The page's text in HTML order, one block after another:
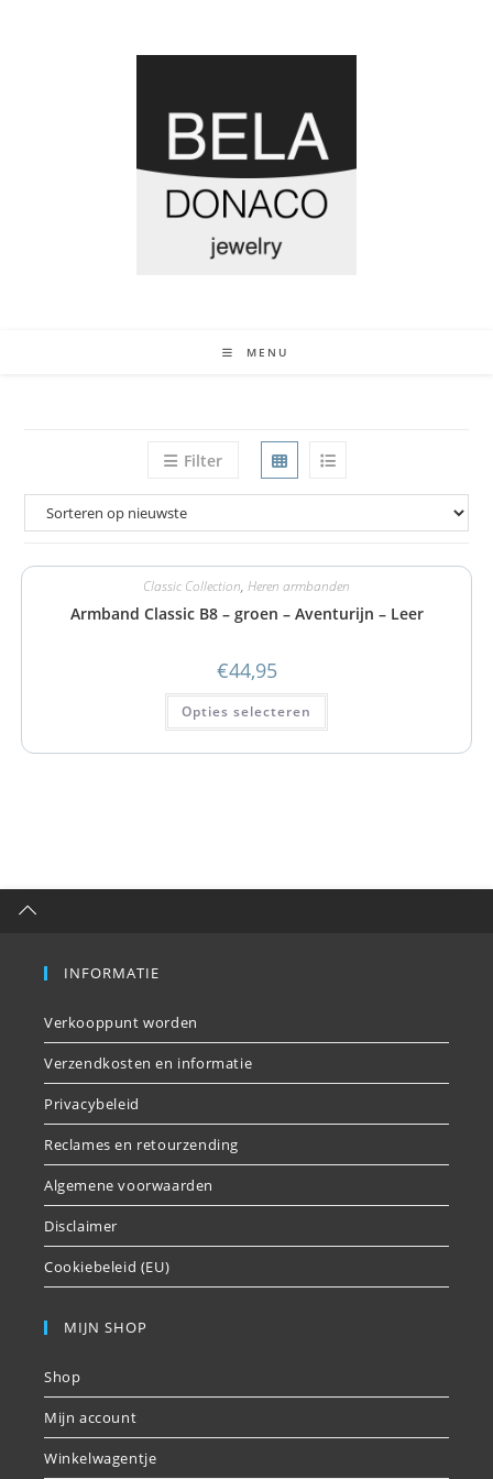
MENU
Filter
Classic Collection, Heren armbanden
Armband Classic B8 – groen – Aventurijn – Leer
€44,95
Opties selecteren
INFORMATIE
Verkooppunt worden
Verzendkosten en informatie
Privacybeleid
Reclames en retourzending
Algemene voorwaarden
Disclaimer
Cookiebeleid (EU)
MIJN SHOP
Shop
Mijn account
Winkelwagentje